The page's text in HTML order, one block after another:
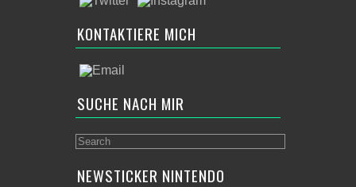
KONTAKTIERE MICH
SUCHE NACH MIR
NEWSTICKER NINTENDO